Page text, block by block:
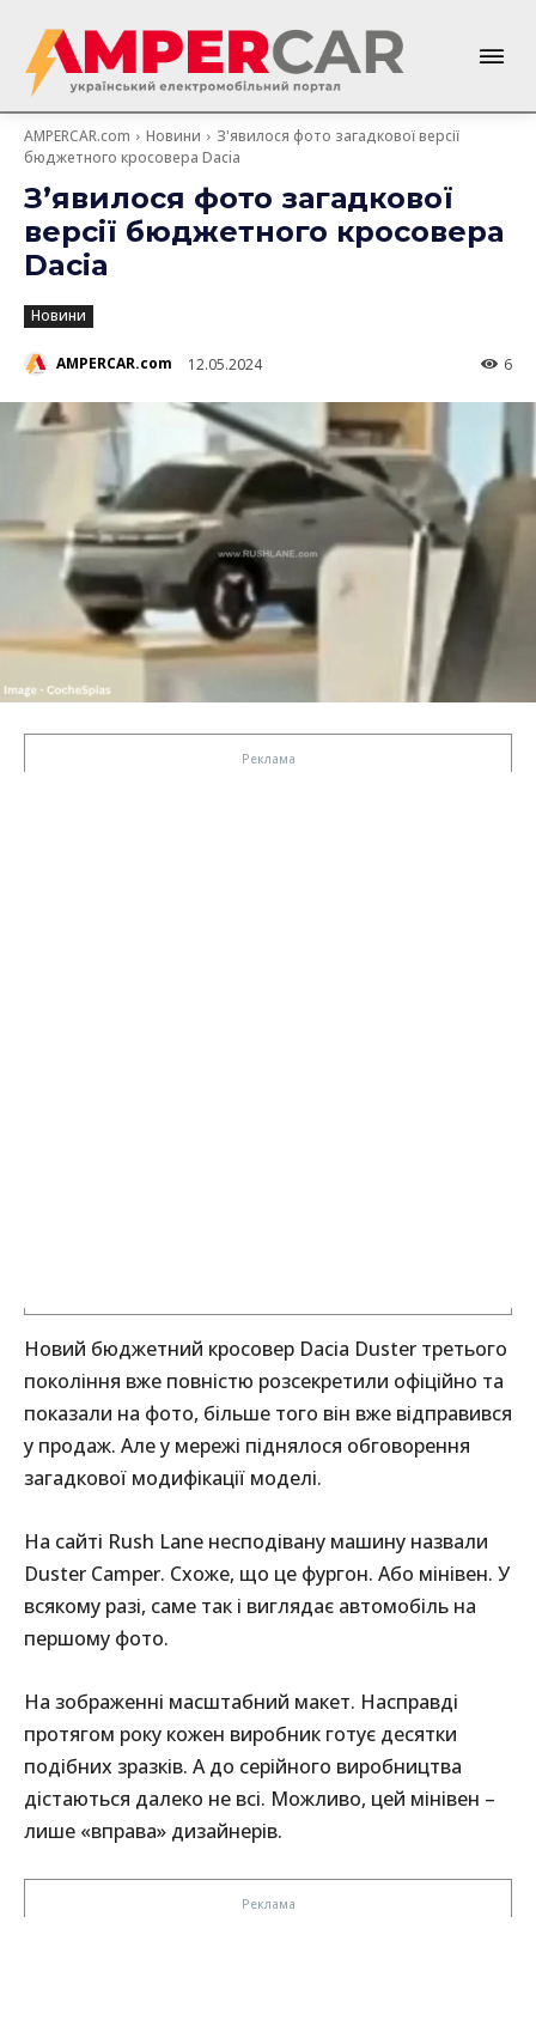
AMPERCAR.com Новини
З'явилося фото загадкової версії
бюджетного кросовера Dacia
З’явилося фото загадкової
версії бюджетного кросовера
Dacia
Новини
AMPERCAR.com 12.05.2024 6
Новий бюджетний кросовер Dacia Duster третього
покоління вже повністю розсекретили офіційно та
показали на фото, більше того він вже відправився
у продаж. Але у мережі піднялося обговорення
загадкової модифікації моделі.
На сайті Rush Lane несподівану машину назвали
Duster Camper. Схоже, що це фургон. Або мінівен. У
всякому разі, саме так і виглядає автомобіль на
першому фото.
На зображенні масштабний макет. Насправді
протягом року кожен виробник готує десятки
подібних зразків. А до серійного виробництва
дістаються далеко не всі. Можливо, цей мінівен –
лише «вправа» дизайнерів.